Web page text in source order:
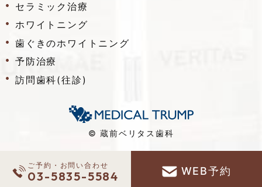
ご予約・お問い合わせ
03-5835-5584 WEB予約
セラミック治療
ホワイトニング
歯ぐきのホワイトニング
予防治療
訪問歯科(往診)
© 蔵前ベリタス歯科